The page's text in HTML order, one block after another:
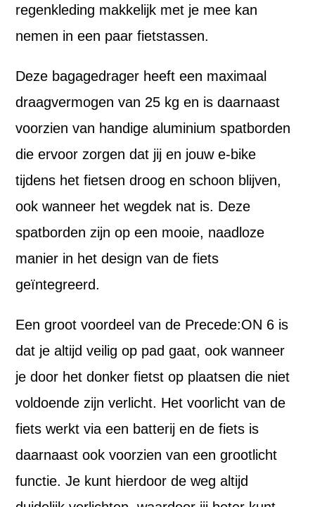
regenkleding makkelijk met je mee kan
nemen in een paar fietstassen.
Deze bagagedrager heeft een maximaal
draagvermogen van 25 kg en is daarnaast
voorzien van handige aluminium spatborden
die ervoor zorgen dat jij en jouw e-bike
tijdens het fietsen droog en schoon blijven,
ook wanneer het wegdek nat is. Deze
spatborden zijn op een mooie, naadloze
manier in het design van de fiets
geïntegreerd.
Een groot voordeel van de Precede:ON 6 is
dat je altijd veilig op pad gaat, ook wanneer
je door het donker fietst op plaatsen die niet
voldoende zijn verlicht. Het voorlicht van de
fiets werkt via een batterij en de fiets is
daarnaast ook voorzien van een grootlicht
functie. Je kunt hierdoor de weg altijd